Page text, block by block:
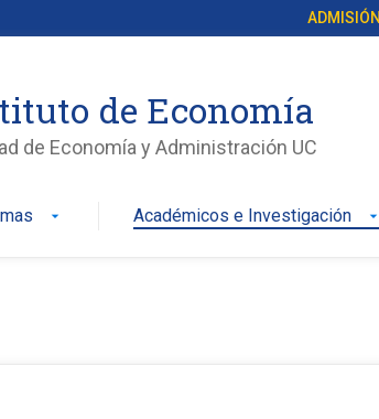
ADMISIÓN
de Economía
de Economía y Administración UC
arrow_drop_down Académicos e Investigación arrow_drop_down